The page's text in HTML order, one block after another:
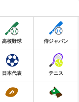
高校野球 侍ジャパン
日本代表 テニス